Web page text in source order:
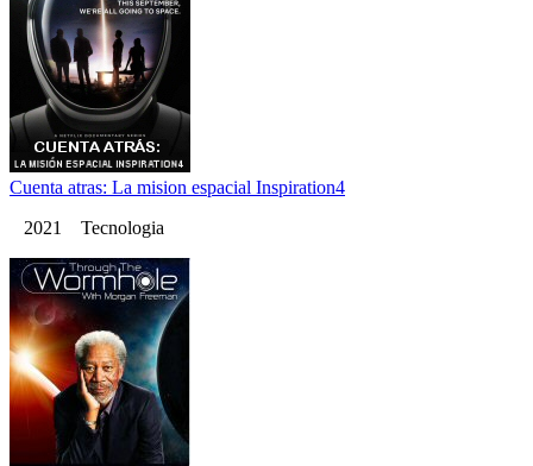
Cuenta atras: La mision espacial Inspiration4
2021 Tecnologia